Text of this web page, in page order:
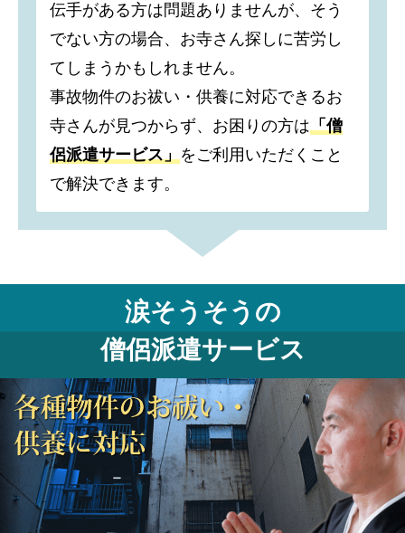
伝手がある方は問題ありませんが、そう
でない方の場合、お寺さん探しに苦労し
てしまうかもしれません。
事故物件のお祓い・供養に対応できるお
寺さんが見つからず、お困りの方は「僧
侶派遣サービス」をご利用いただくこと
で解決できます。
涙そうそうの
僧侶派遣サービス